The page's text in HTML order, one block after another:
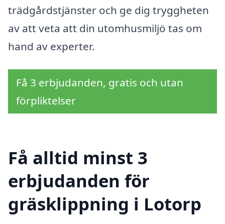
trädgårdstjänster och ge dig tryggheten
av att veta att din utomhusmiljö tas om
hand av experter.
Få 3 erbjudanden, gratis och utan
förpliktelser
Få alltid minst 3
erbjudanden för
gräsklippning i Lotorp